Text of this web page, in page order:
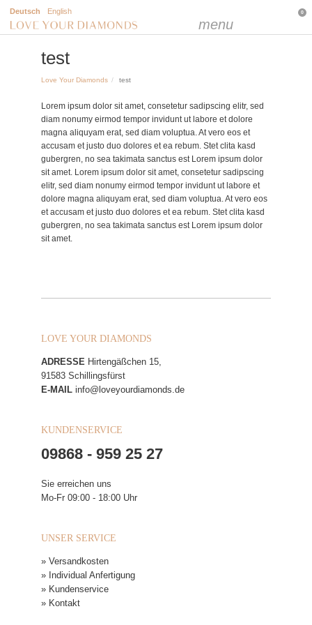
Deutsch English
menu
0
test
Love Your Diamonds test
Lorem ipsum dolor sit amet, consetetur sadipscing elitr, sed
diam nonumy eirmod tempor invidunt ut labore et dolore
magna aliquyam erat, sed diam voluptua. At vero eos et
accusam et justo duo dolores et ea rebum. Stet clita kasd
gubergren, no sea takimata sanctus est Lorem ipsum dolor
sit amet. Lorem ipsum dolor sit amet, consetetur sadipscing
elitr, sed diam nonumy eirmod tempor invidunt ut labore et
dolore magna aliquyam erat, sed diam voluptua. At vero eos
et accusam et justo duo dolores et ea rebum. Stet clita kasd
gubergren, no sea takimata sanctus est Lorem ipsum dolor
sit amet.
LOVE YOUR DIAMONDS
ADRESSE Hirtengäßchen 15,
91583 Schillingsfürst
E-MAIL info@loveyourdiamonds.de
KUNDENSERVICE
09868 - 959 25 27
Sie erreichen uns
Mo-Fr 09:00 - 18:00 Uhr
UNSER SERVICE
» Versandkosten
» Individual Anfertigung
» Kundenservice
» Kontakt